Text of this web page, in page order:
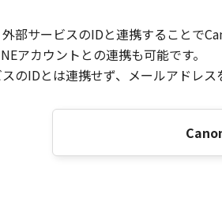
部サービスのIDと連携することで
アカウントとの連携も可能です。
のIDとは連携せず、メールアドレス